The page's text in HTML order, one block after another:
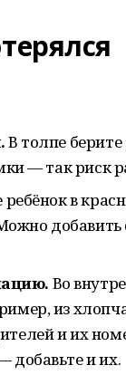
В толпе
— так риск
в
Во
из
и их
добавьте и их.